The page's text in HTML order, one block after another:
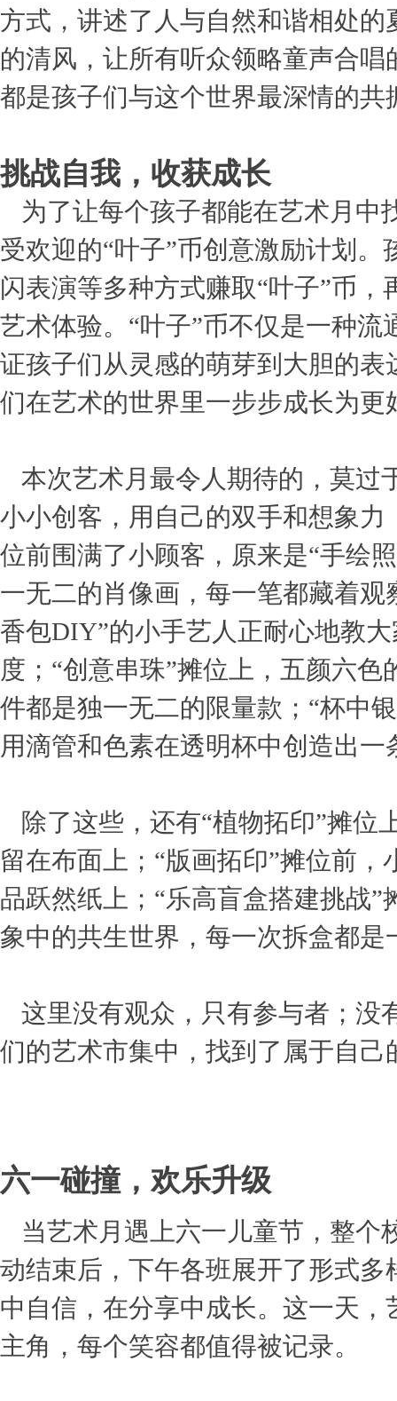
方式，讲述了人与自然和谐相处
的清风，让所有听众领略童声合
都是孩子们与这个世界最深情的共
挑战自我，收获成长
为了让每个孩子都能在艺术月中
受欢迎的“叶子”币创意激励计划
闪表演等多种方式赚取“叶子”币
艺术体验。“叶子”币不仅是一种
证孩子们从灵感的萌芽到大胆的
们在艺术的世界里一步步成长为更
本次艺术月最令人期待的，莫过
小小创客，用自己的双手和想象
位前围满了小顾客，原来是“手绘
一无二的肖像画，每一笔都藏着
香包DIY”的小手艺人正耐心地教
度；“创意串珠”摊位上，五颜六
件都是独一无二的限量款；“杯中
用滴管和色素在透明杯中创造出
除了这些，还有“植物拓印”摊
留在布面上；“版画拓印”摊位前
品跃然纸上；“乐高盲盒搭建挑战
象中的共生世界，每一次拆盒都是
这里没有观众，只有参与者；没
们的艺术市集中，找到了属于自
六一碰撞，欢乐升级
当艺术月遇上六一儿童节，整个
动结束后，下午各班展开了形式
中自信，在分享中成长。这一天
主角，每个笑容都值得被记录。